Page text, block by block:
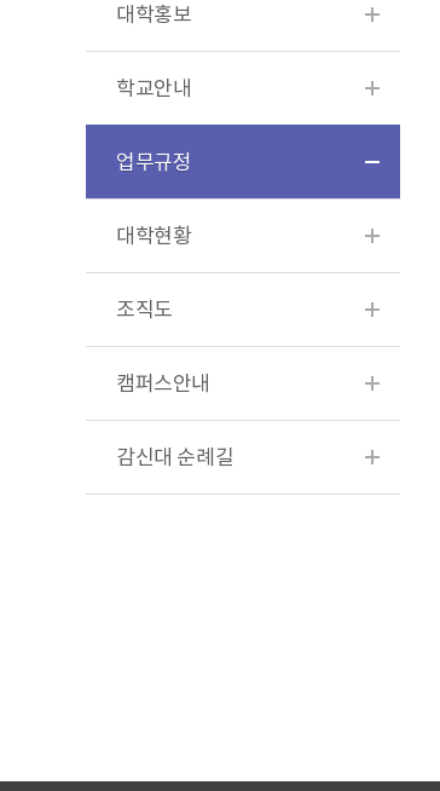
대학홍보
학교안내
업무규정
대학현황
조직도
캠퍼스안내
감신대 순례길